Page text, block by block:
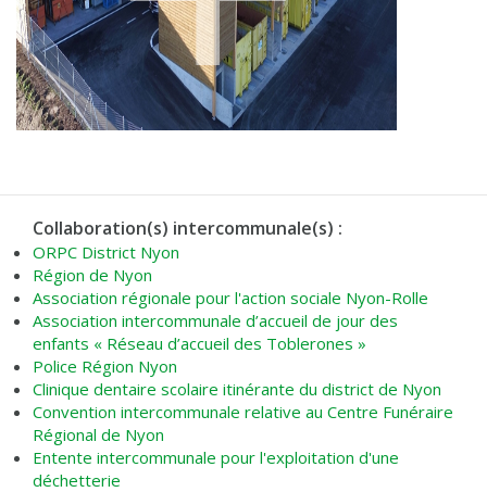
Collaboration(s) intercommunale(s) :
ORPC District Nyon
Région de Nyon
Association régionale pour l'action sociale Nyon-Rolle
Association intercommunale d’accueil de jour des
enfants « Réseau d’accueil des Toblerones »
Police Région Nyon
Clinique dentaire scolaire itinérante du district de Nyon
Convention intercommunale relative au Centre Funéraire
Régional de Nyon
Entente intercommunale pour l'exploitation d'une
déchetterie